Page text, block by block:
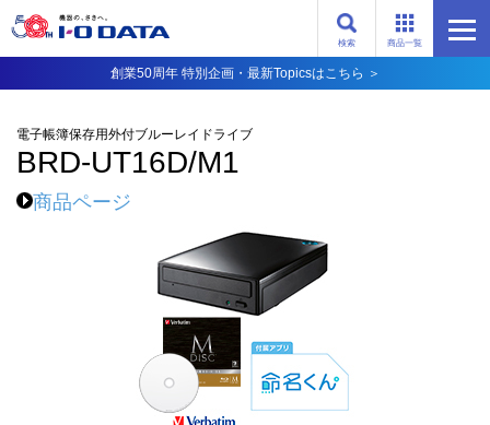
商品一覧
検索
創業50周年 特別企画・最新Topicsはこちら ＞
電子帳簿保存用外付ブルーレイドライブ
BRD-UT16D/M1
商品ページ